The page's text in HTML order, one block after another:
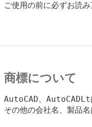
ご使用の前に必ずお読
商標について
AutoCAD、AutoCADLt
その他の会社名、製品